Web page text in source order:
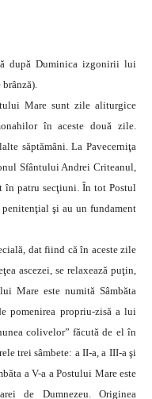
după Duminica izgonirii lui
Mare sunt zile aliturgice
în aceste două zile.
săptămâni. La Pavecerniţa
Sfântului Andrei Criteanul,
în patru secţiuni. În tot Postul
şi au un fundament
dat fiind că în aceste zile
ascezei, se relaxează puţin,
Mare este numită Sâmbăta
pomenirea propriu-zisă a lui
colivelor” făcută de el în
trei sâmbete: a II-a, a III-a şi
a V-a a Postului Mare este
de Dumnezeu. Originea